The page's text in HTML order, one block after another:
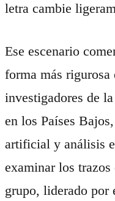
letra cambie
Ese escenario
forma más rigurosa
investigadores de la
en los Países
artificial y análisis
examinar los
grupo, liderado por